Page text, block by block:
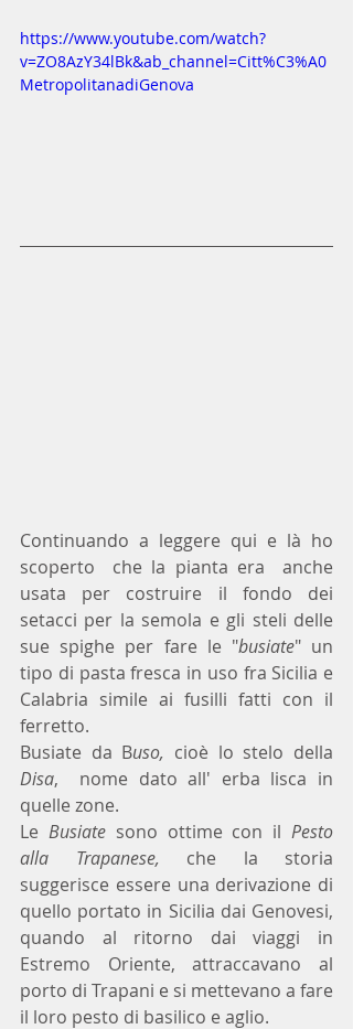
https://www.youtube.com/watch?
v=ZO8AzY34lBk&ab_channel=Citt%C3%A0
MetropolitanadiGenova
Continuando a leggere qui e là ho
scoperto  che la pianta era  anche
usata per costruire il fondo dei
setacci per la semola e gli steli delle
sue spighe per fare le "busiate" un
tipo di pasta fresca in uso fra Sicilia e
Calabria simile ai fusilli fatti con il
ferretto.
Busiate da Buso,
Disa,  nome dato all' erba lisca in
quelle zone.
Le Busiate sono ottime con il Pesto
alla Trapanese, che la storia
suggerisce essere una derivazione di
quello portato in Sicilia dai Genovesi,
quando al ritorno dai viaggi in
Estremo Oriente, attraccavano al
porto di Trapani e si mettevano a fare
il loro pesto di basilico e aglio.